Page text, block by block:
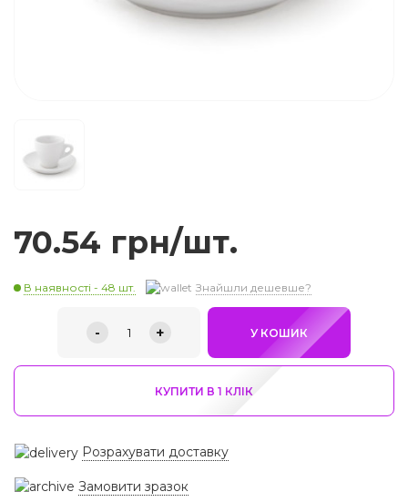
70.54 грн/шт.
В наявності - 48 шт. Знайшли дешевше?
- 1 + У КОШИК
КУПИТИ В 1 КЛIК
Розрахувати доставку
Замовити зразок